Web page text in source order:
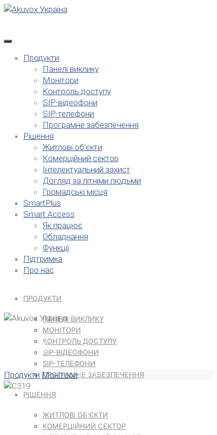
Skip
Продукти
Панелі виклику
Монітори
Контроль доступу
SIP-відеофони
SIP-телефони
Програмне забезпечення
Рішення
Житлові об’єкти
Комерційний сектор
Інтелектуальний захист
Догляд за літніми людьми
Громадські місця
SmartPlus
Smart Access
Як працює
Обладнання
Функції
Підтримка
Про нас
ПРОДУКТИ
ПАНЕЛІ ВИКЛИКУ
МОНІТОРИ
КОНТРОЛЬ ДОСТУПУ
SIP-ВІДЕОФОНИ
SIP-ТЕЛЕФОНИ
ПРОГРАМНЕ ЗАБЕЗПЕЧЕННЯ
РІШЕННЯ
ЖИТЛОВІ ОБ’ЄКТИ
КОМЕРЦІЙНИЙ СЕКТОР
C319
Home
Продукти Монітори C319